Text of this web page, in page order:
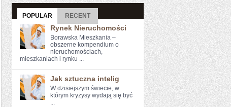
POPULAR RECENT
Rynek Nieruchomości
Borawska Mieszkania –
obszerne kompendium o
nieruchomościach,
mieszkaniach i rynku ...
Jak sztuczna intelig
W dzisiejszym świecie, w
którym kryzysy wydają‌ się być
...